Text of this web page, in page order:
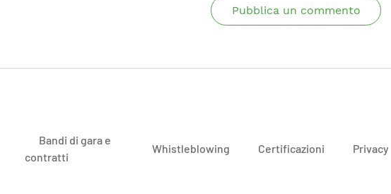
Pubblica un commento
Bandi di gara e
contratti
Whistleblowing Certificazioni Privacy